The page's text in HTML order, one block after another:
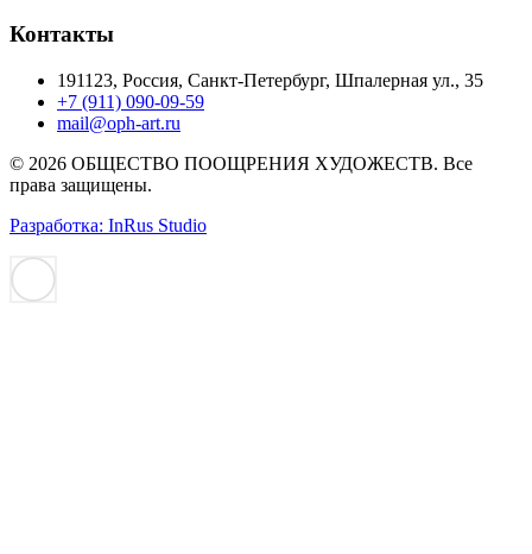
Контакты
191123, Россия, Санкт-Петербург, Шпалерная ул., 35
+7 (911) 090-09-59
mail@oph-art.ru
© 2026 ОБЩЕСТВО ПООЩРЕНИЯ ХУДОЖЕСТВ. Все
права защищены.
Разработка: InRus Studio